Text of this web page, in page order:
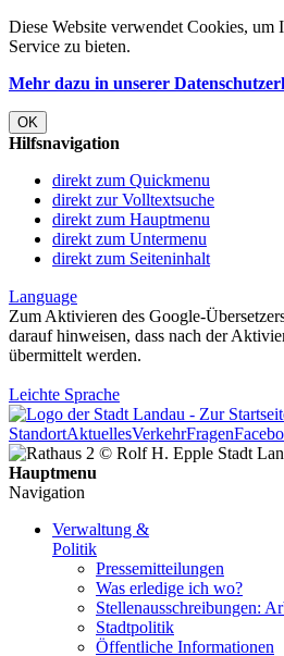
Diese Website verwendet Cookies, um
Service zu bieten.
Mehr dazu in unserer
OK
Hilfsnavigation
direkt zum Quickmenu
direkt zur Volltextsuche
direkt zum Hauptmenu
direkt zum Untermenu
direkt zum Seiteninhalt
Language
Zum Aktivieren des Google-
darauf hinweisen, dass nach der
übermittelt werden.
Leichte Sprache
StandortAktuellesVerkehrFragen
Hauptmenu
Navigation
Verwaltung &
Politik
Pressemitteilungen
Was erledige ich wo?
Stellenausschreibungen:
Stadtpolitik
Öffentliche Informationen